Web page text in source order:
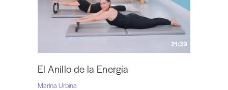
21:39
El Anillo de la Energía
Marina Urbina